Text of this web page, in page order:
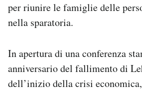
per riunire le famiglie delle
nella sparatoria.
In apertura di una conferenza
anniversario del fallimento di
dell’inizio della crisi